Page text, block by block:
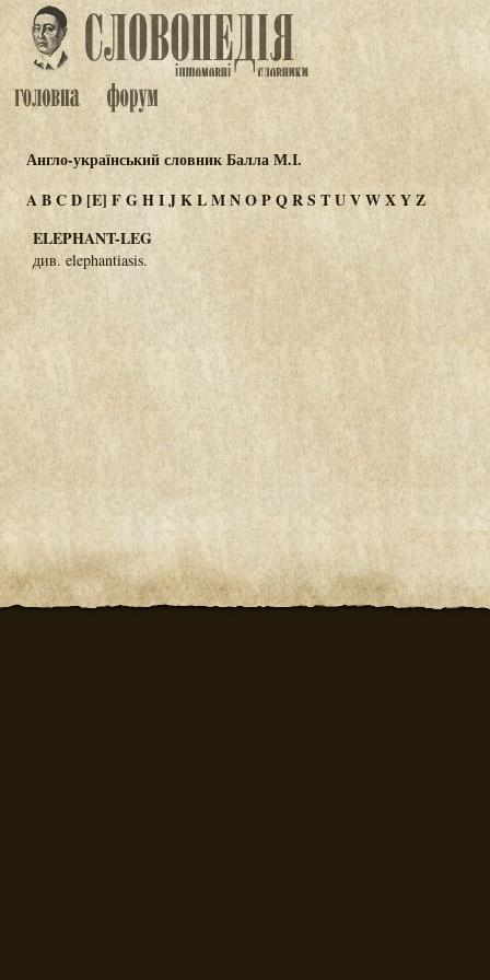
Англо-український словник Балла М.І.
ABCD[E] FGHIJKLMNOPQRSTUVWXYZ
ELEPHANT-LEG
див. elephantiasis.